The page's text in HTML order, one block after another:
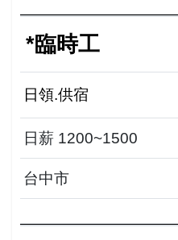
*臨時工
日領.供宿
日薪 1200~1500
台中市